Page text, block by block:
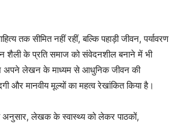
तक सीमित नहीं रहीं, बल्कि पहाड़ी जीवन, पर्यावरण
शैली के प्रति समाज को संवेदनशील बनाने में भी
अपने लेखन के माध्यम से आधुनिक जीवन की
और मानवीय मूल्यों का महत्व रेखांकित किया है।
के अनुसार, लेखक के स्वास्थ्य को लेकर पाठकों,